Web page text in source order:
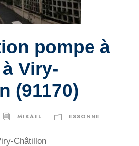
pompe à
Viry-
(91170)
MIKAEL ESSONNE
Châtillon